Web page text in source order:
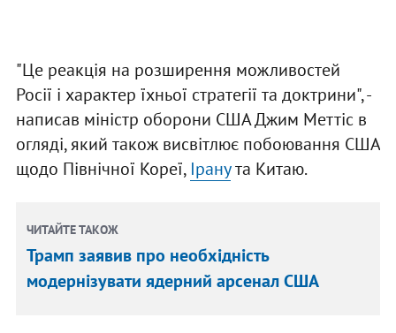
"Це реакція на розширення можливостей
Росії і характер їхньої стратегії та доктрини", -
написав міністр оборони США Джим Меттіс в
огляді, який також висвітлює побоювання США
щодо Північної Кореї, Іранута Китаю.
ЧИТАЙТЕ ТАКОЖ
Трамп заявив про необхідність
модернізувати ядерний арсенал США